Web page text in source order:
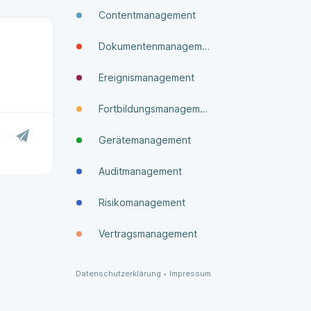
Contentmanagement
Dokumenten­manage­ment
Ereignismanagement
Fortbildungsmanagement
Gerätemanagement
Auditmanagement
Risikomanagement
Vertragsmanagement
Datenschutzerklärung • Impressum